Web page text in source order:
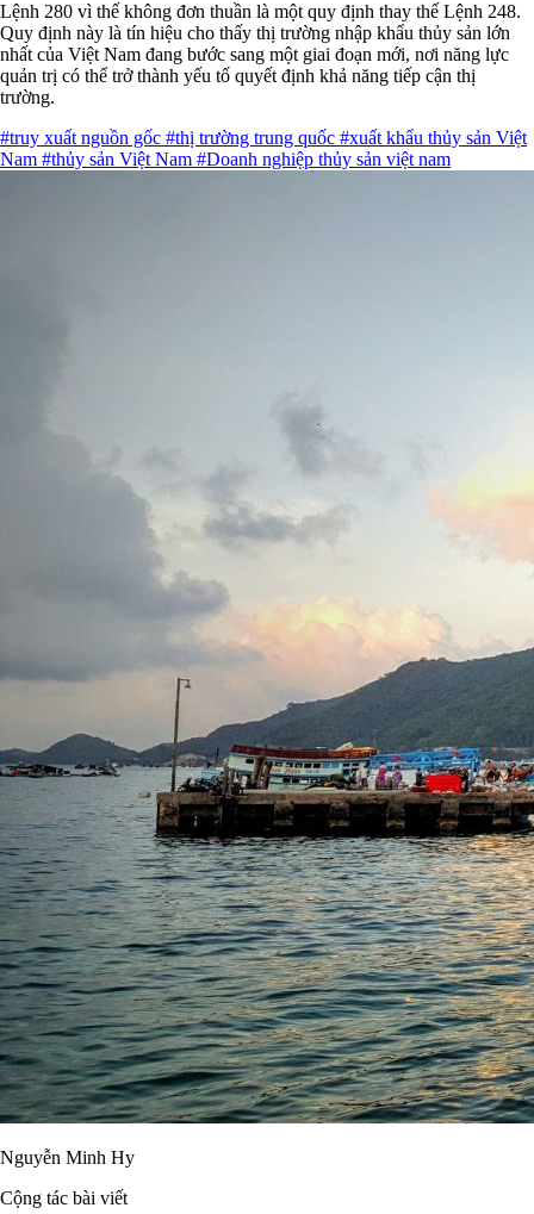
Lệnh 280 vì thế không đơn thuần là một quy định thay thế Lệnh 248.
Quy định này là tín hiệu cho thấy thị trường nhập khẩu thủy sản lớn
nhất của Việt Nam đang bước sang một giai đoạn mới, nơi năng lực
quản trị có thể trở thành yếu tố quyết định khả năng tiếp cận thị
trường.
#truy xuất nguồn gốc #thị trường trung quốc #xuất khẩu thủy sản Việt
Nam #thủy sản Việt Nam #Doanh nghiệp thủy sản việt nam
Nguyễn Minh Hy
Cộng tác bài viết